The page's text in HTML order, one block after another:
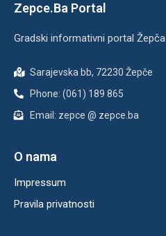
Zepce.Ba Portal
Gradski informativni portal Žepča
Sarajevska bb, 72230 Žepče
Phone: (061) 189 865
Email: zepce @ zepce.ba
O nama
Impressum
Pravila privatnosti